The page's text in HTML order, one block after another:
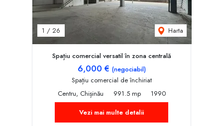
1 / 26 Harta
Spațiu comercial versatil în zona centrală
6,000 € (negociabil)
Spațiu comercial de închiriat
Centru, Chișinău
991.5 mp
1990
Vezi mai multe detalii